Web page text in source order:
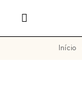
Início